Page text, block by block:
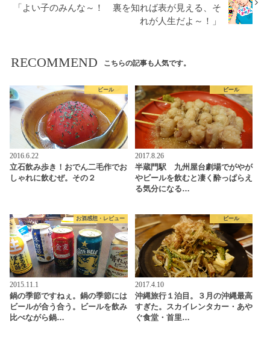
「よい子のみんな～！ 裏を知れば表が見える、そ
れが人生だよ～！」
RECOMMEND こちらの記事も人気です。
ビール
2016.6.22
立石飲み歩き！おでん二毛作でお
しゃれに飲むぜ。その２
ビール
2017.8.26
半蔵門駅 九州屋台劇場でがやが
やビールを飲むと凄く酔っぱらえ
る気分になる…
お酒感想・レビュー
2015.11.1
鍋の季節ですねぇ。鍋の季節には
ビールが合う合う。ビールを飲み
比べながら鍋…
ビール
2017.4.10
沖縄旅行１泊目。３月の沖縄最高
すぎた。スカイレンタカー・あや
ぐ食堂・首里…